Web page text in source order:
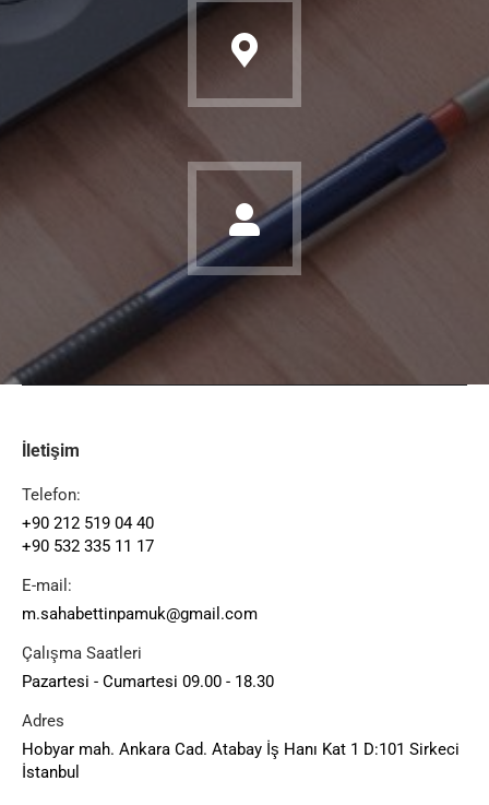
İletişim
Telefon:
+90 212 519 04 40
+90 532 335 11 17
E-mail:
m.sahabettinpamuk@gmail.com
Çalışma Saatleri
Pazartesi - Cumartesi 09.00 - 18.30
Adres
Hobyar mah. Ankara Cad. Atabay İş Hanı Kat 1 D:101 Sirkeci
İstanbul